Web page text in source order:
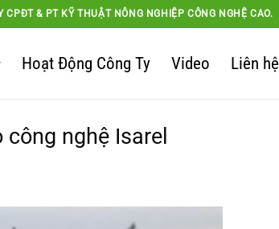
CPĐT & PT KỸ THUẬT NÔNG NGHIỆP CÔNG NGHỆ CAO.
Hoạt Động Công Ty Video Liên hệ
nghệ Isarel